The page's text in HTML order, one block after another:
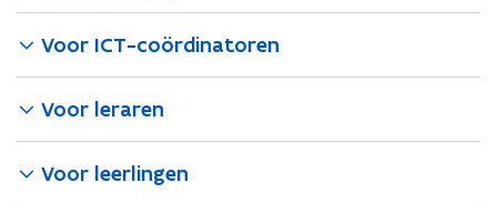
t
e
r
Voor ICT-coördinatoren
Voor leraren
Voor leerlingen